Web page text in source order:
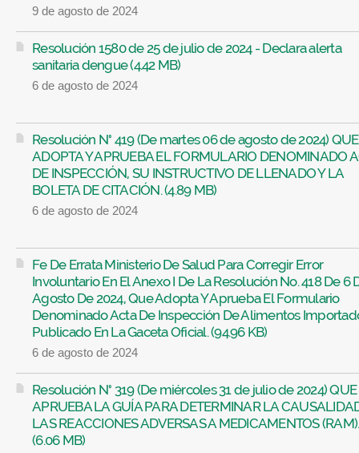
9 de agosto de 2024
Resolución 1580 de 25 de julio de 2024 - Declara alerta
sanitaria dengue (4.42 MB)
6 de agosto de 2024
Resolución N° 419 (De martes 06 de agosto de 2024) QUE
ADOPTA Y APRUEBA EL FORMULARIO DENOMINADO
DE INSPECCIÓN, SU INSTRUCTIVO DE LLENADO Y LA
BOLETA DE CITACIÓN. (4.89 MB)
6 de agosto de 2024
Fe De Errata Ministerio De Salud Para Corregir Error
Involuntario En El Anexo I De La Resolución No. 418 De 6
Agosto De 2024, Que Adopta Y Aprueba El Formulario
Denominado Acta De Inspección De Alimentos
Publicado En La Gaceta Oficial. (94.96 KB)
6 de agosto de 2024
Resolución N° 319 (De miércoles 31 de julio de 2024) QUE
APRUEBA LA GUÍA PARA DETERMINAR LA
LAS REACCIONES ADVERSAS A MEDICAMENTOS (RAM).
(6.06 MB)